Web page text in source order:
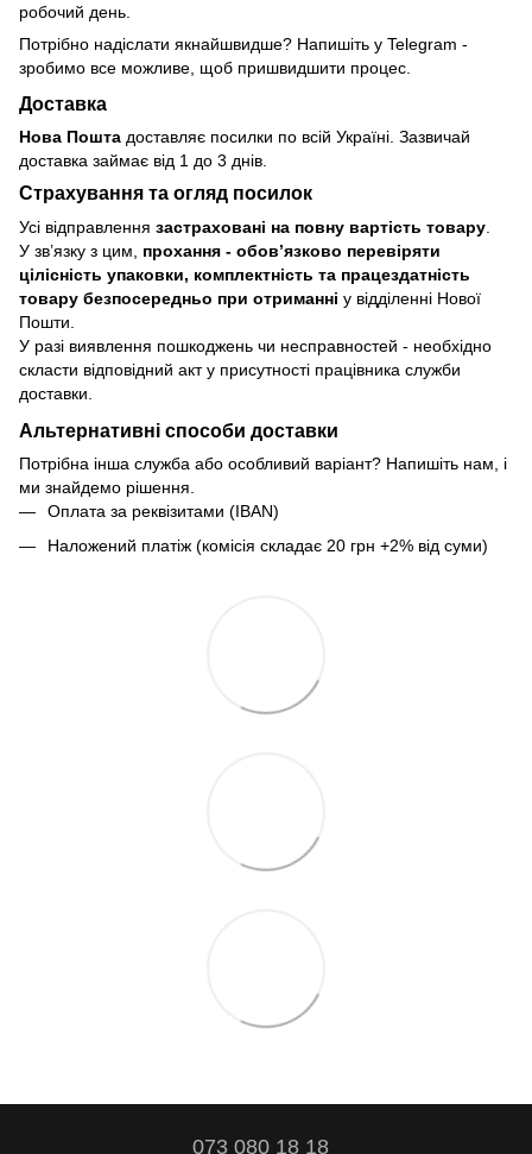
робочий день.
Потрібно надіслати якнайшвидше? Напишіть у Telegram -
зробимо все можливе, щоб пришвидшити процес.
Доставка
Нова Пошта доставляє посилки по всій Україні. Зазвичай
доставка займає від 1 до 3 днів.
Страхування та огляд посилок
Усі відправлення застраховані на повну вартість товару.
У зв’язку з цим, прохання - обовʼязково перевіряти
цілісність упаковки, комплектність та працездатність
товару безпосередньо при отриманні у відділенні Нової
Пошти.
У разі виявлення пошкоджень чи несправностей - необхідно
скласти відповідний акт у присутності працівника служби
доставки.
Альтернативні способи доставки
Потрібна інша служба або особливий варіант? Напишіть нам, і
ми знайдемо рішення.
Оплата за реквізитами (IBAN)
Наложений платіж (комісія складає 20 грн +2% від суми)
073 080 18 18